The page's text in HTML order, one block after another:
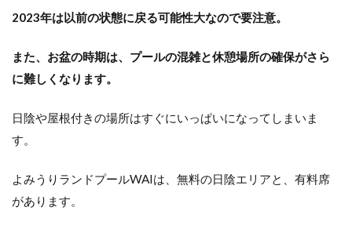
2023年は以前の状態に戻る可能性大なので要注意。
また、お盆の時期は、プールの混雑と休憩場所の確保がさら
に難しくなります。
日陰や屋根付きの場所はすぐにいっぱいになってしまいま
す。
よみうりランドプールWAIは、無料の日陰エリアと、有料席
があります。